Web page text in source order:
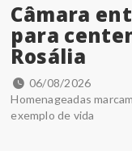
Câmara
para
Rosália
06/08/2026
Homenageadas
exemplo de vida